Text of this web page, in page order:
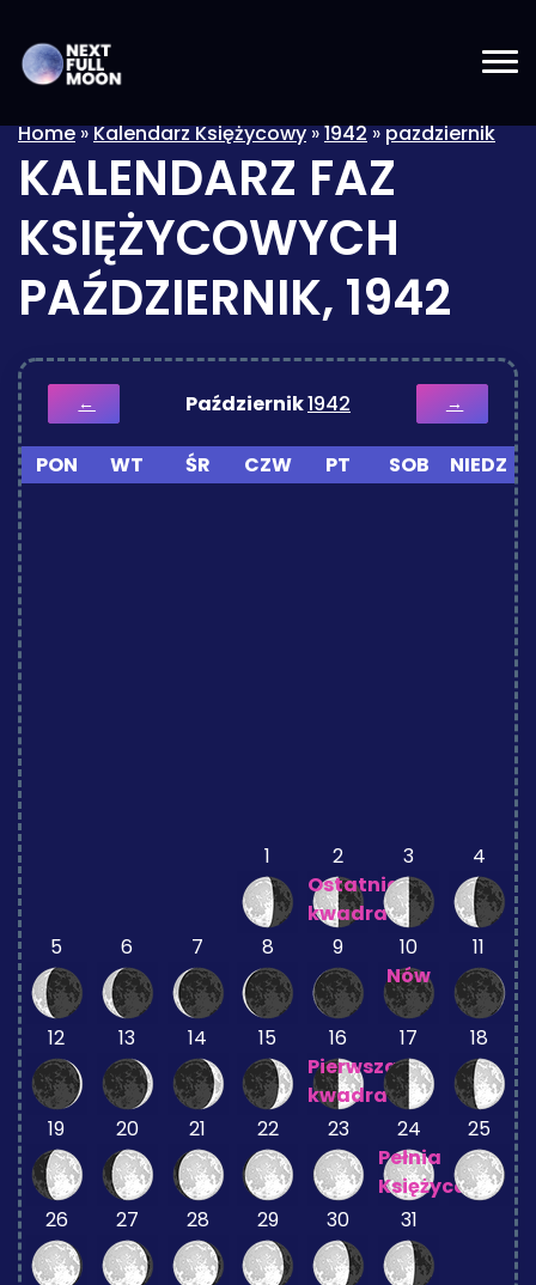
Home»Kalendarz Księżycowy»1942»pazdziernik
KALENDARZ FAZ
KSIĘŻYCOWYCH
PAŹDZIERNIK, 1942
← Październik1942 →
PON WT ŚR CZW PT SOB NIEDZ
1
2
Ostatnia
kwadra
3 4
5 6 7 8 9
10
Nów
11
12 13 14 15
16
Pierwsza
kwadra
17 18
19 20 21 22 23
24
Pełnia
Księżyca
25
26 27 28 29 30 31